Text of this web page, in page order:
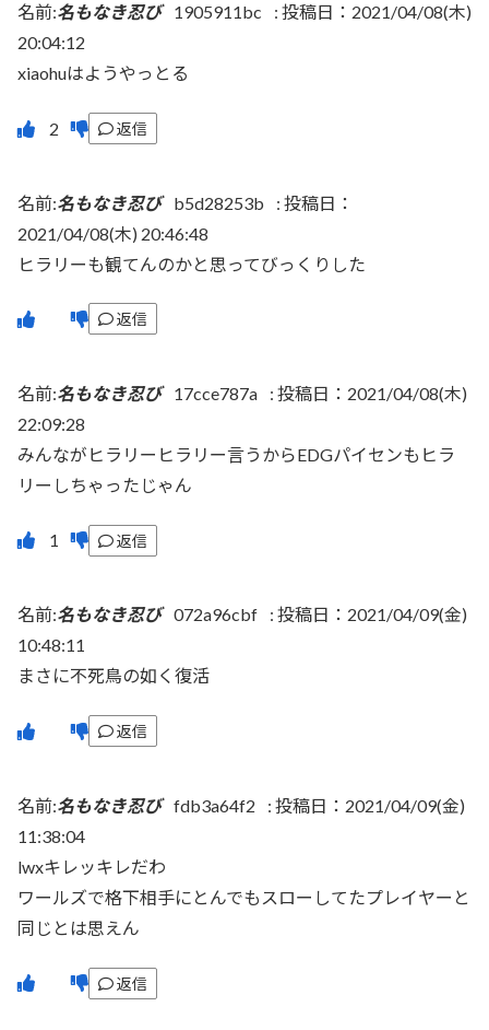
名前:名もなき忍び 1905911bc : 投稿日：2021/04/08(木)
20:04:12
xiaohuはようやっとる
返信
名前:名もなき忍び b5d28253b : 投稿日：
2021/04/08(木) 20:46:48
ヒラリーも観てんのかと思ってびっくりした
返信
名前:名もなき忍び 17cce787a : 投稿日：2021/04/08(木)
22:09:28
みんながヒラリーヒラリー言うからEDGパイセンもヒラ
リーしちゃったじゃん
返信
名前:名もなき忍び 072a96cbf : 投稿日：2021/04/09(金)
10:48:11
まさに不死鳥の如く復活
返信
名前:名もなき忍び fdb3a64f2 : 投稿日：2021/04/09(金)
11:38:04
lwxキレッキレだわ
ワールズで格下相手にとんでもスローしてたプレイヤーと
同じとは思えん
返信